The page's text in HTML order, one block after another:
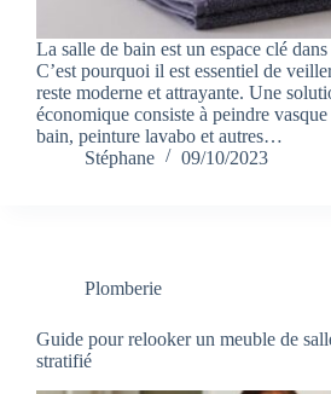
La salle de bain est un espace clé
C’est pourquoi il est essentiel de
reste moderne et attrayante. Une
économique consiste à peindre
bain, peinture lavabo et autres…
Stéphane
09/10/2023
Plomberie
Guide pour relooker un meuble de
stratifié